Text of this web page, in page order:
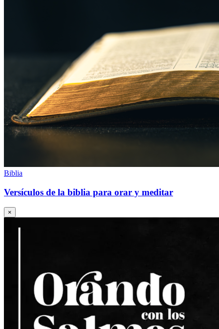
Biblia
Versículos de la biblia para orar y meditar
×